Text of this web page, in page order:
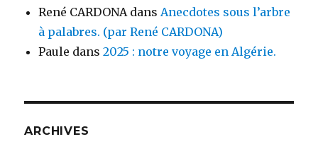
René CARDONA dans Anecdotes sous l’arbre
à palabres. (par René CARDONA)
Paule dans2025 : notre voyage en Algérie.
ARCHIVES